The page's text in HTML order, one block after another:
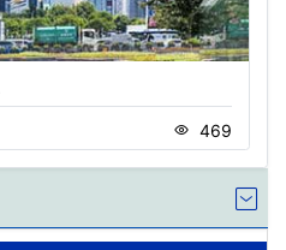
469